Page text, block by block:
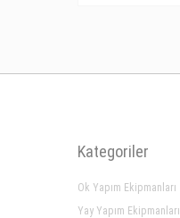
Kategoriler
Ok Yapım Ekipmanları
Yay Yapım Ekipmanları